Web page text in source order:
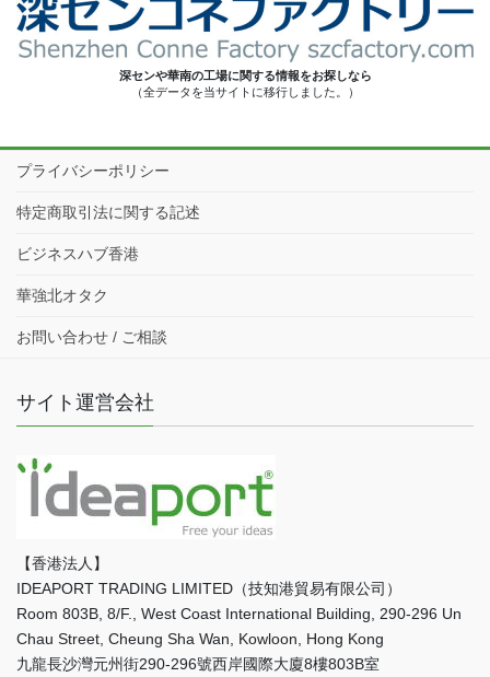
深センや華南の工場に関する情報をお探しなら
（全データを当サイトに移行しました。）
プライバシーポリシー
特定商取引法に関する記述
ビジネスハブ香港
華強北オタク
お問い合わせ / ご相談
サイト運営会社
【香港法人】
IDEAPORT TRADING LIMITED（技知港貿易有限公司）
Room 803B, 8/F., West Coast International Building, 290-296 Un
Chau Street, Cheung Sha Wan, Kowloon, Hong Kong
九龍長沙灣元州街290-296號西岸國際大廈8樓803B室